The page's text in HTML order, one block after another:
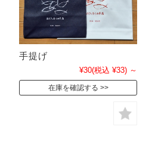
手提げ
¥30(税込 ¥33) ～
在庫を確認する